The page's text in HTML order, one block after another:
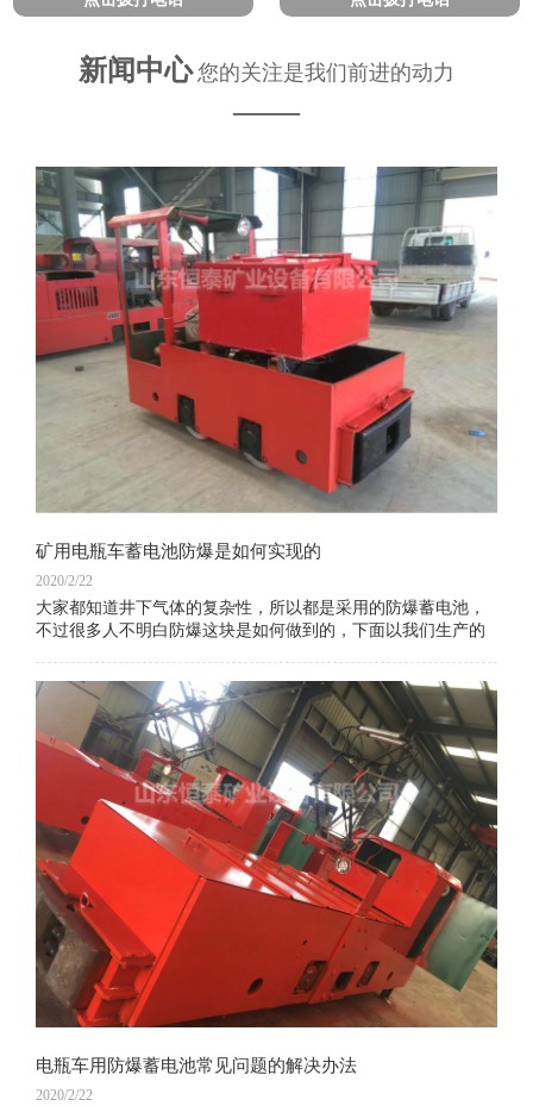
新闻中心 您的关注是我们前进的动力
——
矿用电瓶车蓄电池防爆是如何实现的
2020/2/22
大家都知道井下气体的复杂性，所以都是采用的防爆蓄电池，
不过很多人不明白防爆这块是如何做到的，下面以我们生产的
电瓶车用防爆蓄电池常见问题的解决办法
2020/2/22